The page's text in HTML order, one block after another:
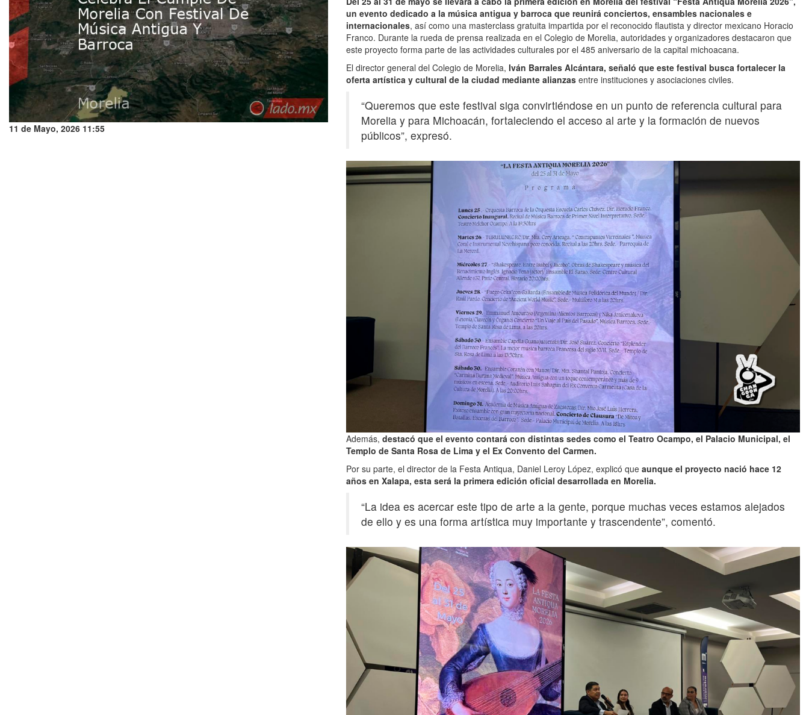
11 de Mayo, 2026 11:55
un evento dedicado a la música antigua y barroca que reunirá conciertos, ensambles nacionales e
internacionales, así como una masterclass gratuita impartida por el reconocido flautista y director mexicano Horacio
Franco. Durante la rueda de prensa realizada en el Colegio de Morelia, autoridades y organizadores destacaron que
este proyecto forma parte de las actividades culturales por el 485 aniversario de la capital michoacana.
El director general del Colegio de Morelia, Iván Barrales Alcántara, señaló que este festival busca fortalecer la
oferta artística y cultural de la ciudad mediante alianzas entre instituciones y asociaciones civiles.
“Queremos que este festival siga convirtiéndose en un punto de referencia cultural para
Morelia y para Michoacán, fortaleciendo el acceso al arte y la formación de nuevos
públicos”, expresó.
Además, destacó que el evento contará con distintas sedes como el Teatro Ocampo, el Palacio Municipal, el
Templo de Santa Rosa de Lima y el Ex Convento del Carmen.
Por su parte, el director de la Festa Antiqua, Daniel Leroy López, explicó que aunque el proyecto nació hace 12
años en Xalapa, esta será la primera edición oficial desarrollada en Morelia.
“La idea es acercar este tipo de arte a la gente, porque muchas veces estamos alejados
de ello y es una forma artística muy importante y trascendente”, comentó.